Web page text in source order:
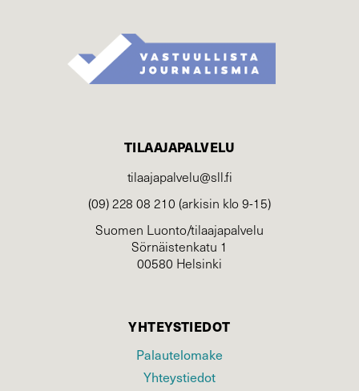
TILAAJAPALVELU
tilaajapalvelu@sll.fi
(09) 228 08 210 (arkisin klo 9-15)
Suomen Luonto/tilaajapalvelu
Sörnäistenkatu 1
00580 Helsinki
YHTEYSTIEDOT
Palautelomake
Yhteystiedot